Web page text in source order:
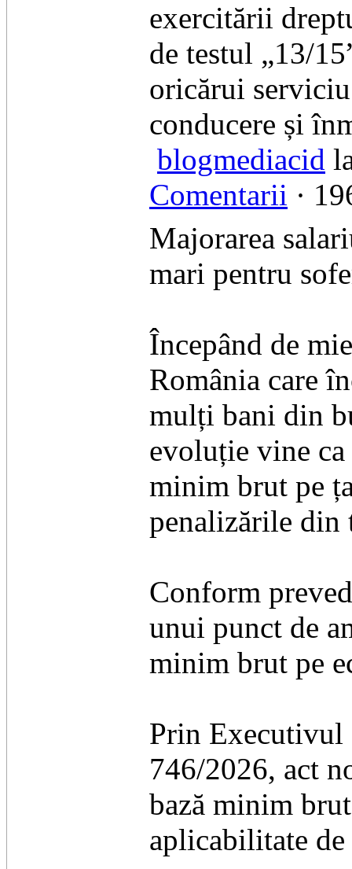
exercitării
de testul „13/
oricărui
conducere și
blogmediacid
Comentarii ·
Majorarea
mari pentru
​Începând de
România care
mulți bani din
evoluție vine
minim brut pe
penalizările
​Conform
unui punct de
minim brut pe
​Prin Executivul
746/2026, act
bază minim
aplicabilitate